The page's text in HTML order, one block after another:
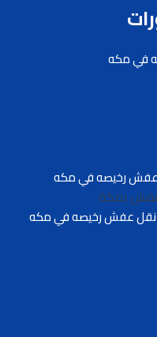
في مكه
رخيصه في مكه
بمكة
عفش رخيصه في مكه